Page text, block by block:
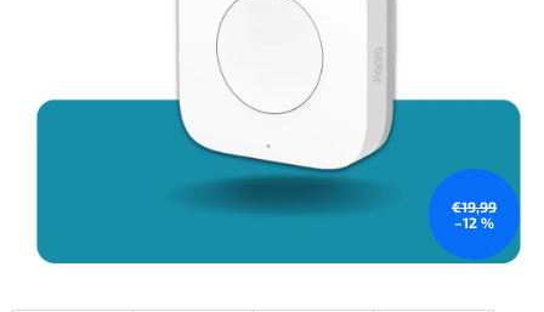
€19,99
–12 %